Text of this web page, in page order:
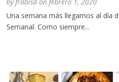
byfrabisa onfebrero 1, 2020
Una semana más llegamos al día
Semanal. Como siempre...